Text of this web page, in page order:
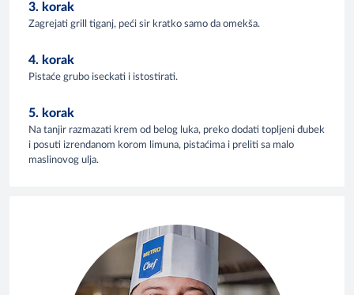
3. korak
Zagrejati grill tiganj, peći sir kratko samo da omekša.
4. korak
Pistaće grubo iseckati i istostirati.
5. korak
Na tanjir razmazati krem od belog luka, preko dodati topljeni đubek
i posuti izrendanom korom limuna, pistaćima i preliti sa malo
maslinovog ulja.